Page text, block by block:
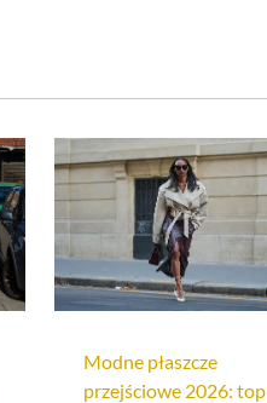
Modne płaszcze
przejściowe 2026: top